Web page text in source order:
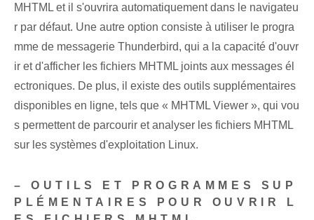
MHTML et il s'ouvrira automatiquement dans le navigateu
r par défaut. Une autre option consiste à utiliser le progra
mme de messagerie Thunderbird, qui a la capacité d'ouvr
ir et d'afficher les fichiers MHTML joints aux messages él
ectroniques. De plus, il existe ⁤des outils supplémentaires
disponibles en ligne, ⁤tels que « MHTML Viewer », qui vou
s permettent de parcourir ⁣et ⁢analyser⁢ ​​les fichiers MHTML
sur⁢ les systèmes d'exploitation Linux.
– OUTILS ET PROGRAMMES SUP
PLÉMENTAIRES POUR OUVRIR L